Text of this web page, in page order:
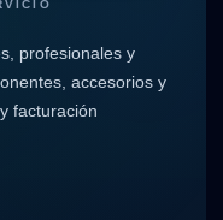
profesionales y
accesorios y
facturación